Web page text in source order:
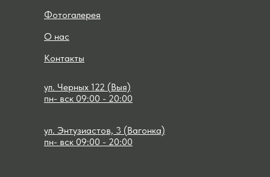
Фотогалерея
О нас
Контакты
ул. Черных 122 (Выя)
пн- вск 09:00 - 20:00
пн- вск 09:00 - 20:00
ул. Энтузиастов, 3 (Вагонка)